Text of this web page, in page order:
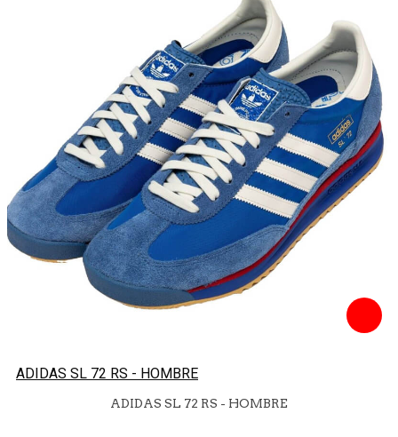
ADIDAS SL 72 RS - HOMBRE
ADIDAS SL 72 RS - HOMBRE